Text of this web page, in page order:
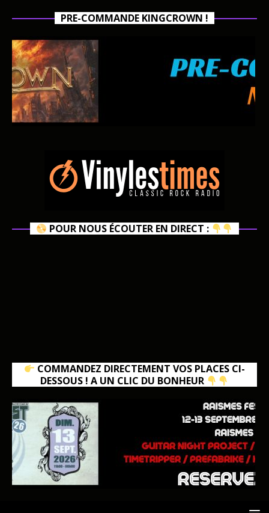
PRE-COMMANDE KINGCROWN !
POUR NOUS ÉCOUTER EN DIRECT :
COMMANDEZ DIRECTEMENT VOS PLACES CI-
DESSOUS ! A UN CLIC DU BONHEUR